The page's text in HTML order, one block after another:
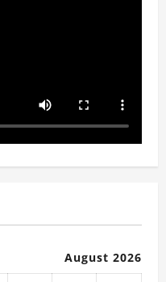
August 2026